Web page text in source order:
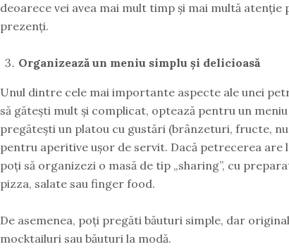
deoarece vei avea mai mult timp și mai multă
prezenți.
Organizează un meniu simplu și delicioasă
Unul dintre cele mai importante aspecte ale unei
să gătești mult și complicat, optează pentru un
pregătești un platou cu gustări (brânzeturi, fructe,
pentru aperitive ușor de servit. Dacă petrecerea
poți să organizezi o masă de tip „sharing”, cu
pizza, salate sau finger food.
De asemenea, poți pregăti băuturi simple, dar
mocktailuri sau băuturi la modă.